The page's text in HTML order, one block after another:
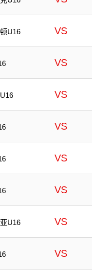
U16 VS
VS
VS
VS
VS
VS
U16 VS
VS